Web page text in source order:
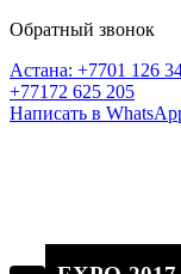
Обратный звонок
Астана: +7701 126
+77172 625 205
Написать в